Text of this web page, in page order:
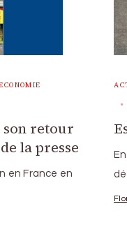
retour
la presse
en France en